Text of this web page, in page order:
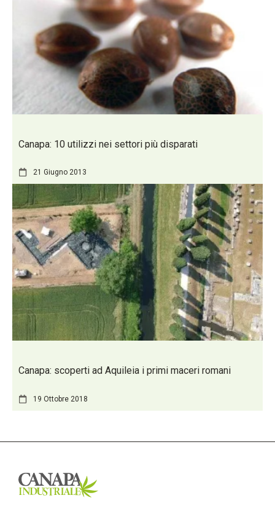
Canapa: 10 utilizzi nei settori più disparati
21 Giugno 2013
Canapa: scoperti ad Aquileia i primi maceri romani
19 Ottobre 2018